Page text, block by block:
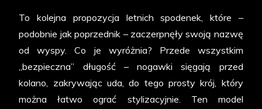
To kolejna propozycja letnich spodenek, które –
podobnie jak poprzednik – zaczerpnęły swoją nazwę
od wyspy. Co je wyróżnia? Przede wszystkim
„bezpieczna” długość – nogawki sięgają przed
kolano, zakrywając uda, do tego prosty krój, który
można łatwo ograć stylizacyjnie. Ten model